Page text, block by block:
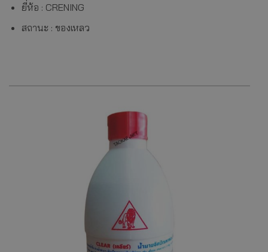
ยี่ห้อ : CRENING
สถานะ : ของเหลว